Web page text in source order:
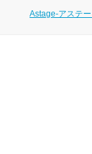
Astage-アステ